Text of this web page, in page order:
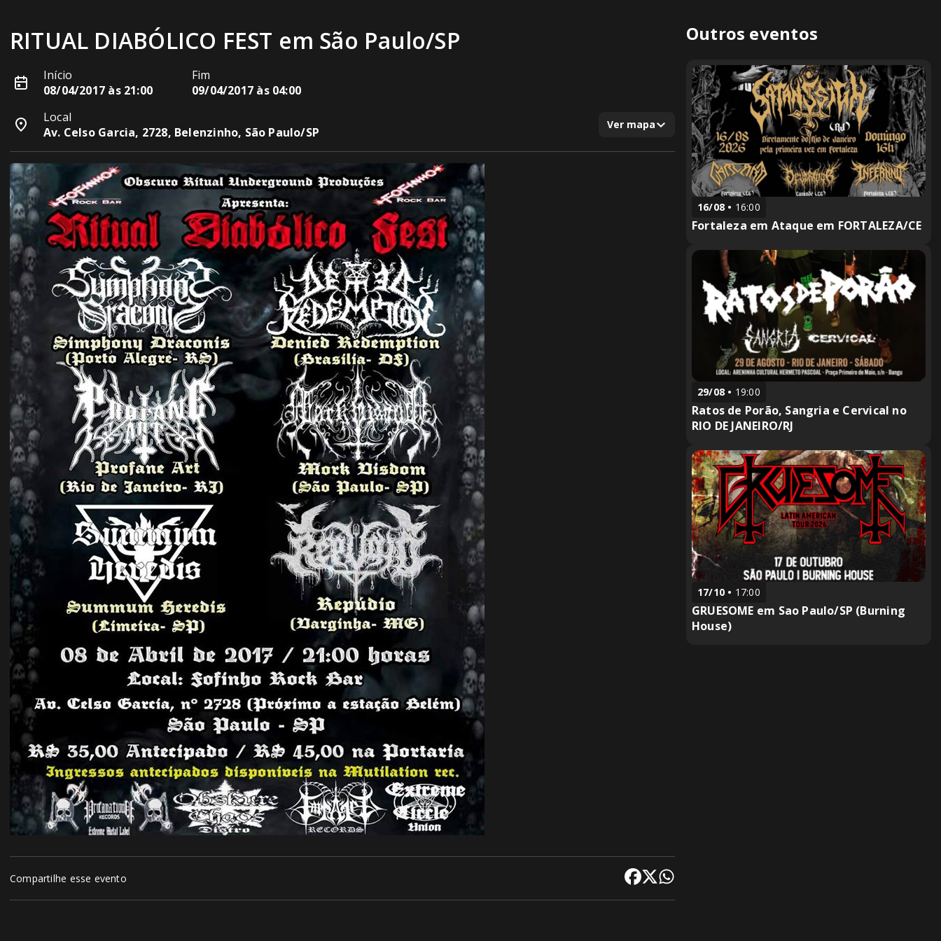
RITUAL DIABÓLICO FEST em São Paulo/SP
Início
08/04/2017 às 21:00
Fim
09/04/2017 às 04:00
Local
Av. Celso Garcia, 2728, Belenzinho, São Paulo/SP
Ver mapa
Outros eventos
16/08 16:00
Fortaleza em Ataque em FORTALEZA/CE
29/08 19:00
Ratos de Porão, Sangria e Cervical no
RIO DE JANEIRO/RJ
17/10 17:00
GRUESOME em Sao Paulo/SP (Burning
House)
Compartilhe esse evento